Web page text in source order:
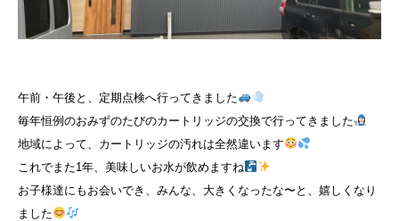
午前・午後と、定期点検へ行ってきました
毎年恒例のおみずのたびのカートリッジの交換で行ってきました
地域によって、カートリッジの汚れは全然違います
これでまた1年、美味しいお水が飲めますね
お子様達にもお会いでき、みんな、大きくなったな〜と、嬉しくなり
ました